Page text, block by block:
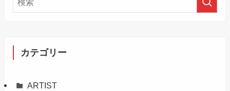
カテゴリー
ARTIST